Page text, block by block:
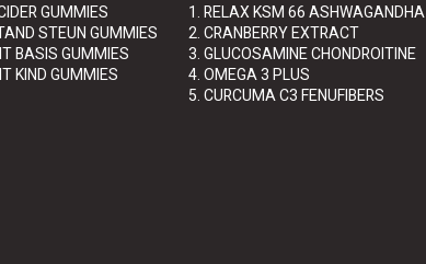
GUMMIES
STEUN GUMMIES
BASIS GUMMIES
KIND GUMMIES
1. RELAX KSM 66 ASHWAGANDHA
2. CRANBERRY EXTRACT
3. GLUCOSAMINE CHONDROITINE
4. OMEGA 3 PLUS
5. CURCUMA C3 FENUFIBERS